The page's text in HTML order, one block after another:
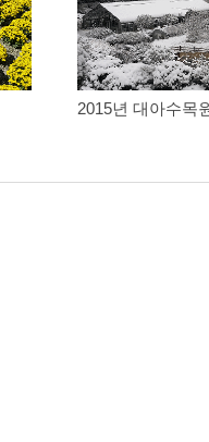
2015년 대아수목